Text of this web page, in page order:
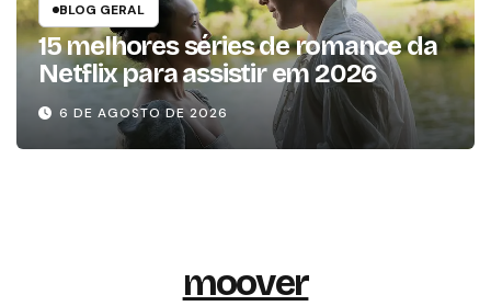
BLOG GERAL
15 melhores séries de romance da
Netflix para assistir em 2026
6 DE AGOSTO DE 2026
moover